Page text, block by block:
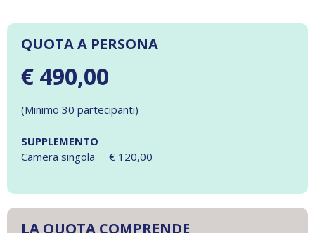
QUOTA A PERSONA
€ 490,00
(Minimo 30 partecipanti)
SUPPLEMENTO
Camera singola € 120,00
LA QUOTA COMPRENDE